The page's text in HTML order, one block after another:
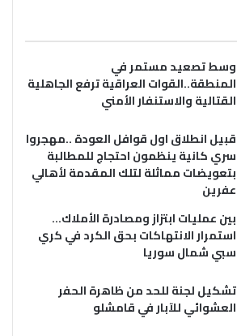
وسط تصعيد مستمر في
المنطقة..القوات العراقية ترفع الجاهلية
القتالية والاستنفار الأمني
قبيل انطلاق اول قوافل العودة ..مهجروا
سري كانية ينظمون احتجاج للمطالبة
بتعويضات مماثلة لتلك المقدمة لأهالي
عفرين
بين عمليات ابتزاز ومصادرة الأملاك…
استمرار الانتهاكات بحق الكرد في كري
سبي شمال سوريا
تشكيل لجنة للحد من ظاهرة الحفر
العشوائي للآبار في قامشلو